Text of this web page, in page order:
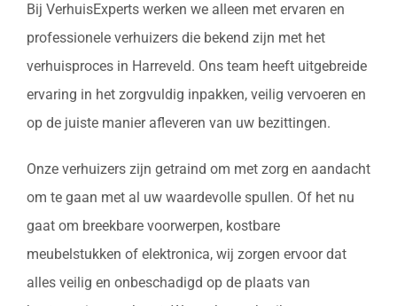
Bij VerhuisExperts werken we alleen met ervaren en
professionele verhuizers die bekend zijn met het
verhuisproces in Harreveld. Ons team heeft uitgebreide
ervaring in het zorgvuldig inpakken, veilig vervoeren en
op de juiste manier afleveren van uw bezittingen.
Onze verhuizers zijn getraind om met zorg en aandacht
om te gaan met al uw waardevolle spullen. Of het nu
gaat om breekbare voorwerpen, kostbare
meubelstukken of elektronica, wij zorgen ervoor dat
alles veilig en onbeschadigd op de plaats van